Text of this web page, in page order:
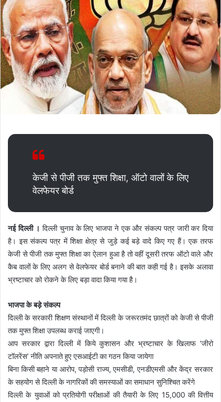
केजी से पीजी तक मुफ्त शिक्षा, ऑटो वालों के लिए
वेलफेयर बोर्ड
नई दिल्ली ।दिल्ली चुनाव के लिए भाजपा ने एक और संकल्प पत्र जारी कर दिया
है। इस संकल्प पत्र में शिक्षा क्षेत्र से जुड़े कई बड़े वादे किए गए हैं। एक तरफ
केजी से पीजी तक मुफ्त शिक्षा का ऐलान हुआ है तो वहीं दूसरी तरफ ऑटो वाले और
कैब वालों के लिए अलग से वेलफेयर बोर्ड बनाने की बात कही गई है। इसके अलावा
भ्रष्टाचार को रोकने के लिए बड़ा वादा किया गया है।
भाजपा के बड़े संकल्प
दिल्ली के सरकारी शिक्षण संस्थानों में दिल्ली के जरूरतमंद छात्रों को केजी से पीजी
तक मुफ्त शिक्षा उपलब्ध कराई जाएगी।
आप सरकार द्वारा दिल्ली में किये कुशासन और भ्रष्टाचार के खिलाफ ‘जीरो
टॉलरेंस’ नीति अपनाते हुए एसआईटी का गठन किया जायेगा
बिना किसी बहाने या आरोप, पड़ोसी राज्य, एमसीडी, एनडीएमसी और केंद्र सरकार
के सहयोग से दिल्ली के नागरिकों की समस्याओं का समाधान सुनिश्चित करेंगे
दिल्ली के युवाओं को प्रतियोगी परीक्षाओं की तैयारी के लिए 15,000 की वित्तीय